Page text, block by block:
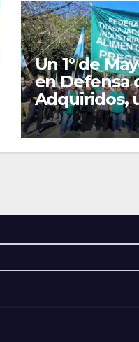
Un 1° de
en Defensa
Adquiridos,
y las
Gremiales